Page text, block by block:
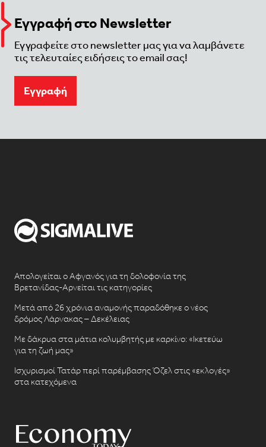
Εγγραφή στο Newsletter
Εγγραφείτε στο newsletter μας για να λαμβάνετε
τις τελευταίες ειδήσεις το email σας!
Eγγραφή
Απολογείται ο Αφγανός για τη δολοφονία της
Βρετανίδας-Αρνείται τις κατηγορίες
Μετά από 26 χρόνια αναμονής παραδόθηκε ο νέος
δρόμος Λάρνακας – Δεκέλειας
Με δάκρυα στα μάτια κολυμβητής με καρκίνο: «Ικετεύω
για τη ζωή μας»
Ισχυρισμοί Τατάρ περί παρέμβασης Όζελ στις «εκλογές»
στα κατεχόμενα